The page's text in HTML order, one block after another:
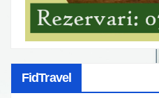
FidTravel